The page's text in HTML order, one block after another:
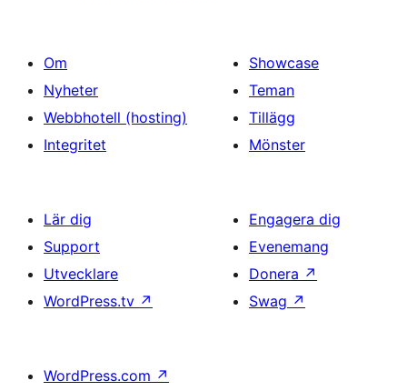
Om
Nyheter
Webbhotell (hosting)
Integritet
Showcase
Teman
Tillägg
Mönster
Lär dig
Support
Utvecklare
WordPress.tv ↗
Engagera dig
Evenemang
Donera ↗
Swag ↗
WordPress.com ↗